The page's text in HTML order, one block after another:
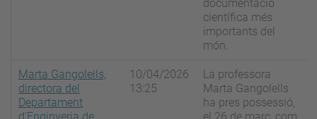
documentació
científica més
importants del
món.
Marta Gangolells,
directora del
Departament
10/04/2026
13:25
La professora
Marta Gangolells
ha pres possessió,